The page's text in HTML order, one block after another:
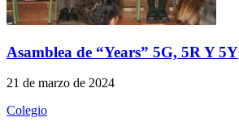
Asamblea de “Years” 5G, 5R Y 5Y
21 de marzo de 2024
Colegio